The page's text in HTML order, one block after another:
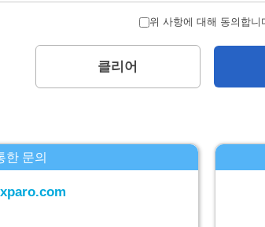
경우를 제하고서,본인의 양해를 구하지 않은채로 제삼자
6-12-1 파크웨스트빌딩 13층
위 사항에 대해 동의합니
클리어
한 문의